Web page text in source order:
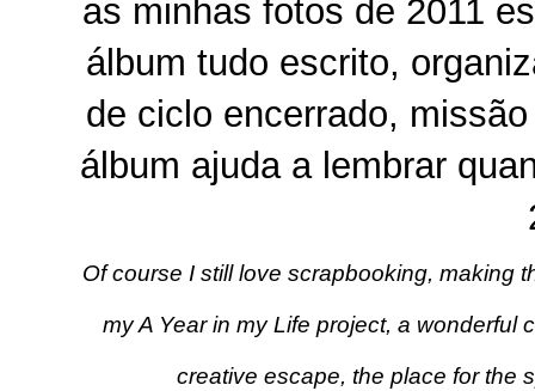
as minhas fotos de 2011
álbum tudo escrito,
de ciclo encerrado,
álbum ajuda a lembrar
Of course I still love scrapbooking, making
my A Year in my Life project, a wonderful
creative escape, the place for the